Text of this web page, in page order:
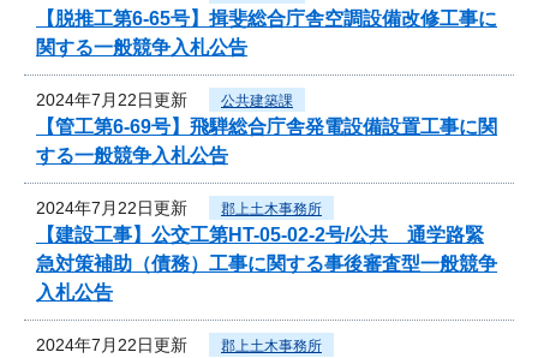
【脱推工第6-65号】揖斐総合庁舎空調設備改修工事に
関する一般競争入札公告
2024年7月22日更新 公共建築課
【管工第6-69号】飛騨総合庁舎発電設備設置工事に関
する一般競争入札公告
2024年7月22日更新 郡上土木事務所
【建設工事】公交工第HT-05-02-2号/公共 通学路緊
急対策補助（債務）工事に関する事後審査型一般競争
入札公告
2024年7月22日更新 郡上土木事務所